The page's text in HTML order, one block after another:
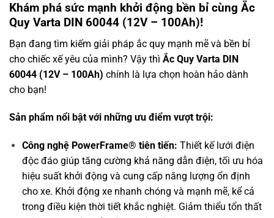
Khám phá sức mạnh khởi động bền bỉ cùng Ắc
Quy Varta DIN 60044 (12V – 100Ah)!
Bạn đang tìm kiếm giải pháp ắc quy mạnh mẽ và bền bỉ
cho chiếc xế yêu của mình? Vậy thì Ắc Quy Varta DIN
60044 (12V – 100Ah) chính là lựa chọn hoàn hảo dành
cho bạn!
Sản phẩm nổi bật với những ưu điểm vượt trội:
Công nghệ PowerFrame® tiên tiến: Thiết kế lưới điện
độc đáo giúp tăng cường khả năng dẫn điện, tối ưu hóa
hiệu suất khởi động và cung cấp năng lượng ổn định
cho xe. Khởi động xe nhanh chóng và mạnh mẽ, kể cả
trong điều kiện thời tiết khắc nghiệt. Giảm thiểu tổn thất